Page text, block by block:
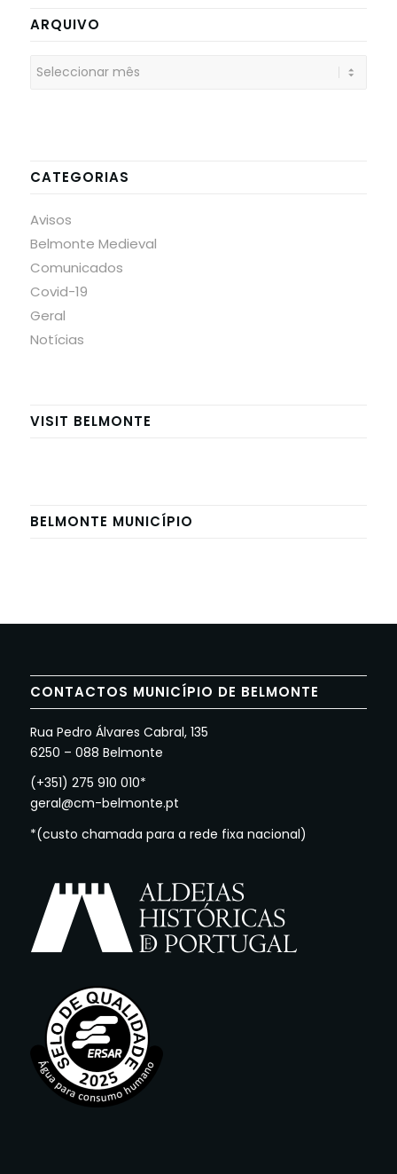
ARQUIVO
CATEGORIAS
Avisos
Belmonte Medieval
Comunicados
Covid-19
Geral
Notícias
VISIT BELMONTE
BELMONTE MUNICÍPIO
CONTACTOS MUNICÍPIO DE BELMONTE
Rua Pedro Álvares Cabral, 135
6250 – 088 Belmonte
(+351) 275 910 010*
geral@cm-belmonte.pt
*(custo chamada para a rede fixa nacional)